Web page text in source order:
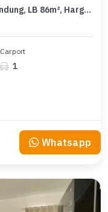
Kesempatan Rumah di Ciwaruga, Bandung, LB 86m², Harga 960 Juta
Carport
1
Whatsapp